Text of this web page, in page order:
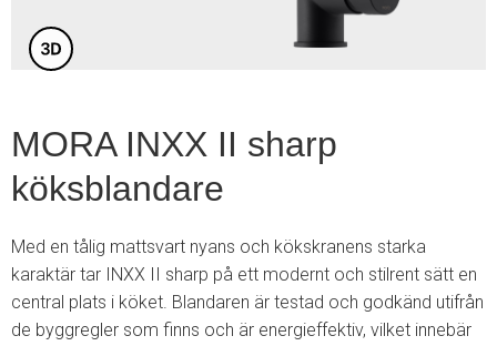
MORA INXX II sharp
köksblandare
Med en tålig mattsvart nyans och kökskranens starka
karaktär tar INXX II sharp på ett modernt och stilrent sätt en
central plats i köket. Blandaren är testad och godkänd utifrån
de byggregler som finns och är energieffektiv, vilket innebär